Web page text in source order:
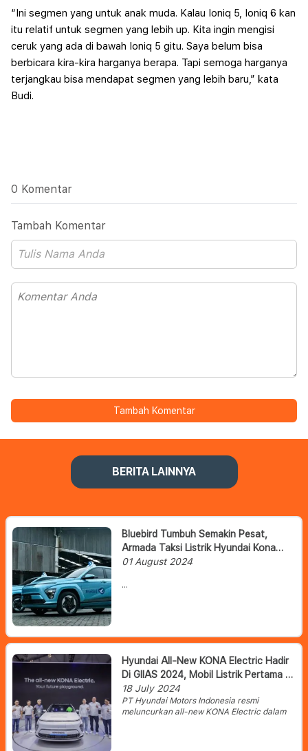
“Ini segmen yang untuk anak muda. Kalau Ioniq 5, Ioniq 6 kan
itu relatif untuk segmen yang lebih up. Kita ingin mengisi
ceruk yang ada di bawah Ioniq 5 gitu. Saya belum bisa
berbicara kira-kira harganya berapa. Tapi semoga harganya
terjangkau bisa mendapat segmen yang lebih baru,” kata
Budi.
0 Komentar
Tambah Komentar
Tambah Komentar
BERITA LAINNYA
Bluebird Tumbuh Semakin Pesat,
Armada Taksi Listrik Hyundai Kona
Siap Mengaspal Di IKN
01 August 2024
dengan perkembangan teknologi
terbaru.
Hyundai All-New KONA Electric Hadir
Di GIIAS 2024, Mobil Listrik Pertama Di
Indonesia Dengan Baterai Produksi
Lokal
18 July 2024
PT Hyundai Motors Indonesia resmi
meluncurkan all-new KONA Electric dalam